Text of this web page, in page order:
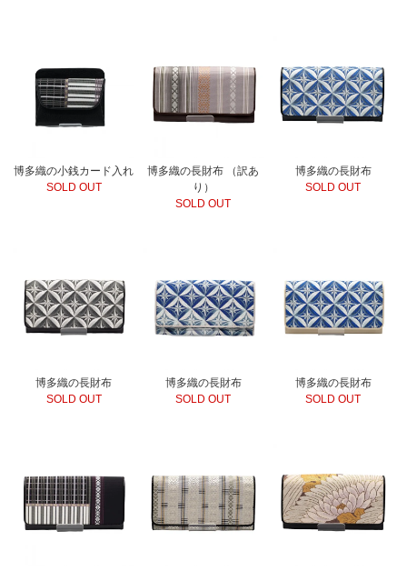
博多織の小銭カード入れ
SOLD OUT
博多織の長財布 （訳あ
り）
SOLD OUT
博多織の長財布
SOLD OUT
博多織の長財布
SOLD OUT
博多織の長財布
SOLD OUT
博多織の長財布
SOLD OUT